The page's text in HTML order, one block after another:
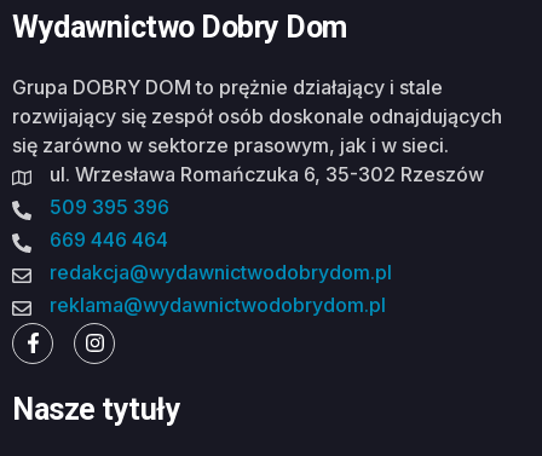
Wydawnictwo Dobry Dom
Grupa DOBRY DOM to prężnie działający i stale
rozwijający się zespół osób doskonale odnajdujących
się zarówno w sektorze prasowym, jak i w sieci.
ul. Wrzesława Romańczuka 6, 35-302 Rzeszów
509 395 396
669 446 464
redakcja@wydawnictwodobrydom.pl
reklama@wydawnictwodobrydom.pl
Nasze tytuły